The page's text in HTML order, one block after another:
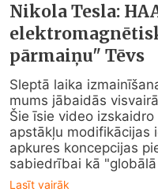
Nikola Tesla:
pārmaiņu" Tēvs
Sleptā laika
mums jābaidās
Šie īsie video
apstākļu modifikācijas
apkures koncepcijas
sabiedrībai kā
Lasīt vairāk